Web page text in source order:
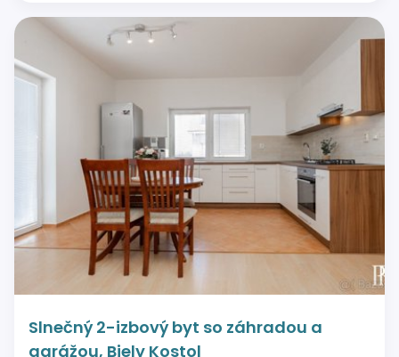
Slnečný 2-izbový byt so záhradou a
garážou, Biely Kostol